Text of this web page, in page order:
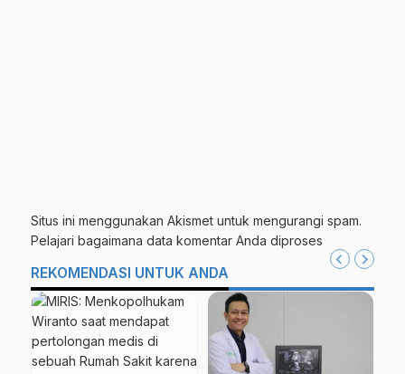
Situs ini menggunakan Akismet untuk mengurangi spam.
Pelajari bagaimana data komentar Anda diproses
REKOMENDASI UNTUK ANDA